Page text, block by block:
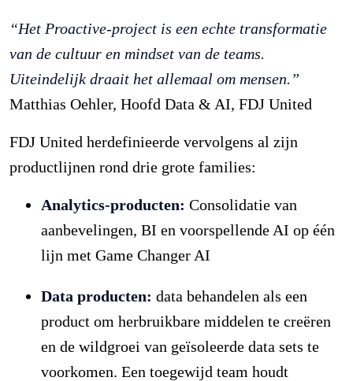
“Het Proactive-project is een echte transformatie
van de cultuur en mindset van de teams.
Uiteindelijk draait het allemaal om mensen.”
Matthias Oehler, Hoofd Data & AI, FDJ United
FDJ United herdefinieerde vervolgens al zijn
productlijnen rond drie grote families:
Analytics-producten: Consolidatie van
aanbevelingen, BI en voorspellende AI op één
lijn met Game Changer AI
Data producten: data behandelen als een
product om herbruikbare middelen te creëren
en de wildgroei van geïsoleerde data sets te
voorkomen. Een toegewijd team houdt